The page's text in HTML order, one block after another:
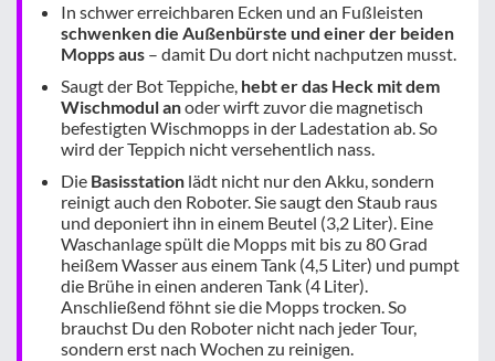
In schwer erreichbaren Ecken und an Fußleisten
schwenken die Außenbürste und einer der beiden
Mopps aus – damit Du dort nicht nachputzen musst.
Saugt der Bot Teppiche, hebt er das Heck mit dem
Wischmodul anoder wirft zuvor die magnetisch
befestigten Wischmopps in der Ladestation ab. So
wird der Teppich nicht versehentlich nass.
Die Basisstation lädt nicht nur den Akku, sondern
reinigt auch den Roboter. Sie saugt den Staub raus
und deponiert ihn in einem Beutel (3,2 Liter). Eine
Waschanlage spült die Mopps mit bis zu 80 Grad
heißem Wasser aus einem Tank (4,5 Liter) und pumpt
die Brühe in einen anderen Tank (4 Liter).
Anschließend föhnt sie die Mopps trocken. So
brauchst Du den Roboter nicht nach jeder Tour,
sondern erst nach Wochen zu reinigen.